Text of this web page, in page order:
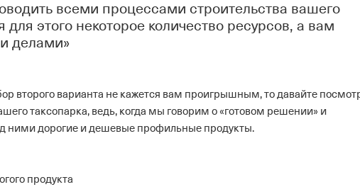
всеми процессами строительства вашего
этого некоторое количество ресурсов, а вам
делами»
второго варианта не кажется вам проигрышным, то давайте
таксопарка, ведь, когда мы говорим о «готовом решении» и
ними дорогие и дешевые профильные продукты.
продукта